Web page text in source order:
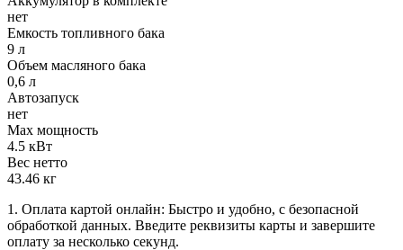
нет
Емкость топливного бака
9 л
Объем масляного бака
0,6 л
Автозапуск
нет
Max мощность
4.5 кВт
Вес нетто
43.46 кг
1. Оплата картой онлайн: Быстро и удобно, с безопасной
обработкой данных. Введите реквизиты карты и завершите
оплату за несколько секунд.